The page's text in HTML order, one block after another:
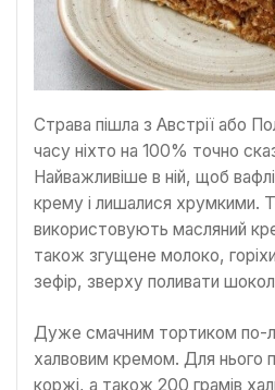
Страва пішла з Австрії або
часу ніхто на 100% точно
Найважливіше в ній, щоб
крему і лишалися хрумкими.
використовують масляний
також згущене молоко,
зефір, зверху поливати
Дуже смачним тортиком по-
халвовим кремом. Для нього
коржі, а також 200 грамів